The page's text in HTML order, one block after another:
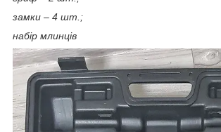
замки – 4 шт.;
набір млинців